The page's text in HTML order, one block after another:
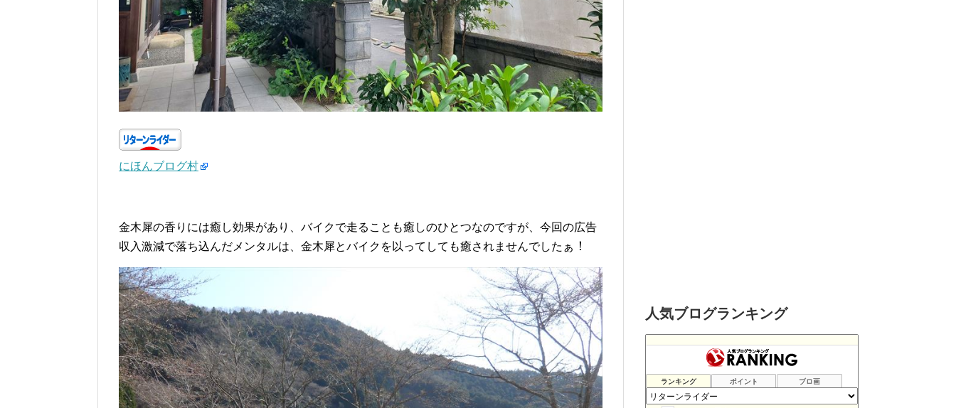
にほんブログ村
金木犀の香りには癒し効果があり、バイクで走ることも癒しのひとつなのですが、今回の広告
収入激減で落ち込んだメンタルは、金木犀とバイクを以ってしても癒されませんでしたぁ ！
人気ブログランキング
ランキング ポイント ブロ画